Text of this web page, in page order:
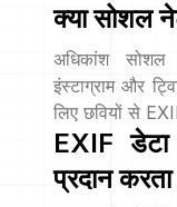
क्या सोशल
अधिकांश सोशल
इंस्टाग्राम और
लिए छवियों से
EXIF डेटा
प्रदान